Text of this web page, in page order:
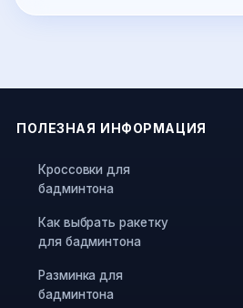
ПОЛЕЗНАЯ ИНФОРМАЦИЯ
Кроссовки для
бадминтона
Как выбрать ракетку
для бадминтона
Разминка для
бадминтона